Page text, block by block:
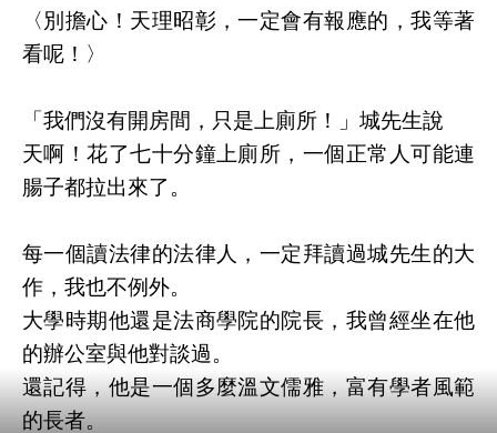
〈別擔心！天理昭彰，一定會有報應的，我等著
看呢！〉
「我們沒有開房間，只是上廁所！」城先生說
天啊！花了七十分鐘上廁所，一個正常人可能連
腸子都拉出來了。
每一個讀法律的法律人，一定拜讀過城先生的大
作，我也不例外。
大學時期他還是法商學院的院長，我曾經坐在他
的辦公室與他對談過。
還記得，他是一個多麼溫文儒雅，富有學者風範
的長者。